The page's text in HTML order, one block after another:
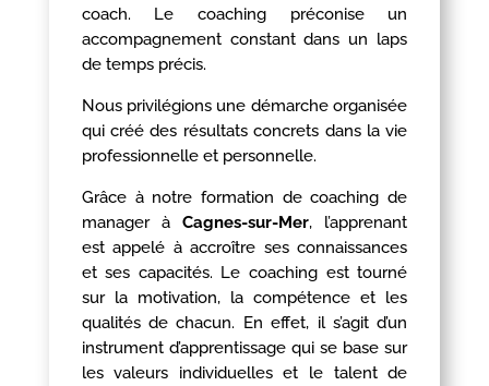
coach. Le coaching préconise un
accompagnement constant dans un laps
de temps précis.
Nous privilégions une démarche organisée
qui créé des résultats concrets dans la vie
professionnelle et personnelle.
Grâce à notre formation de coaching de
manager àCagnes-sur-Mer, l’apprenant
est appelé à accroître ses connaissances
et ses capacités. Le coaching est tourné
sur la motivation, la compétence et les
qualités de chacun. En effet, il s’agit d’un
instrument d’apprentissage qui se base sur
les valeurs individuelles et le talent de